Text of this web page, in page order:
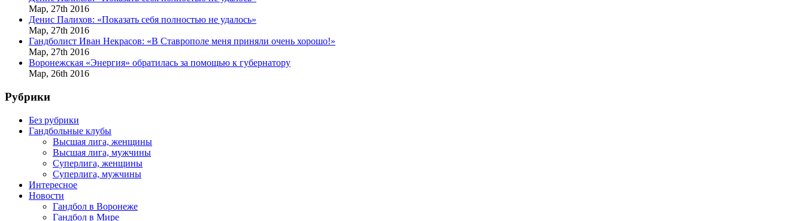
Мар, 27th 2016
Денис Палихов: «Показать себя полностью не удалось»
Мар, 27th 2016
Гандболист Иван Некрасов: «В Ставрополе меня приняли очень хорошо!»
Мар, 27th 2016
Воронежская «Энергия» обратилась за помощью к губернатору
Мар, 26th 2016
Рубрики
Без рубрики
Гандбольные клубы
Высшая лига, женщины
Высшая лига, мужчины
Суперлига, женщины
Суперлига, мужчины
Интересное
Новости
Гандбол в Воронеже
Гандбол в Мире